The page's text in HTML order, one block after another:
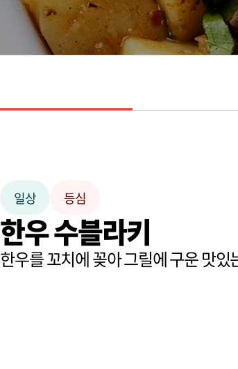
일상 등심
한우 수블라키
한우를 꼬치에 꽂아 그릴에 구운 맛있